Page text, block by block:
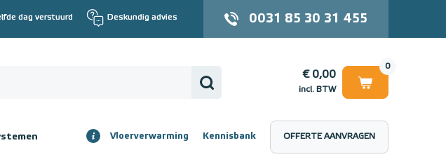
dag verstuurd Deskundig advies 0031 85 30 31 455
0
€ 0,00
incl. BTW
€ 0,00
Vloerverwarming Kennisbank OFFERTE AANVRAGEN